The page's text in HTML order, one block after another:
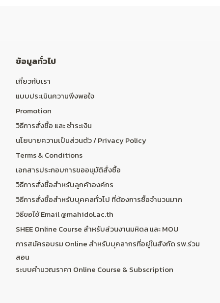
ข้อมูลทั่วไป
เกี่ยวกับเรา
แบบประเมินความพึงพอใจ
Promotion
วิธีการสั่งซื้อ และ ชำระเงิน
นโยบายความเป็นส่วนตัว / Privacy Policy
Terms & Conditions
เอกสารประกอบการขออนุมัติสั่งซื้อ
วิธีการสั่งซื้อสำหรับลูกค้าองค์กร
วิธีการสั่งซื้อสำหรับบุคคลทั่วไป ที่ต้องการซื้อจำนวนมาก
วิธีขอใช้ Email @mahidol.ac.th
SHEE Online Course สำหรับส่วนงานมหิดล และ MOU
การสมัครอบรม Online สำหรับบุคลากรที่อยู่ในสังกัด รพ.ร่วม
สอน
ระบบคำนวณราคา Online Course & Subscription